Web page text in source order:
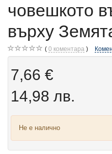
човешкото
върху
0 коментара
7,66 €
14,98 лв.
Не е налично